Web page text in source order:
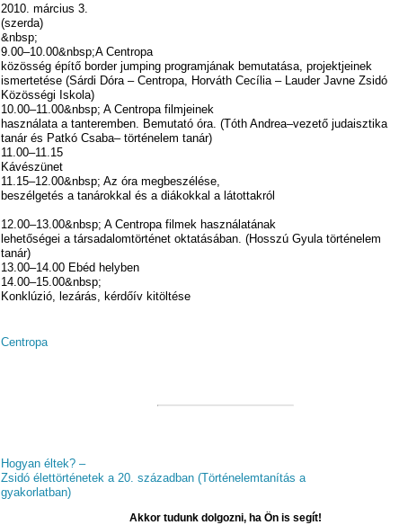
2010. március 3.
(szerda)
&nbsp;
9.00–10.00&nbsp;A Centropa
közösség építő border jumping programjának bemutatása, projektjeinek
ismertetése (Sárdi Dóra – Centropa, Horváth Cecília – Lauder Javne Zsidó
Közösségi Iskola)
10.00–11.00&nbsp; A Centropa filmjeinek
használata a tanteremben. Bemutató óra. (Tóth Andrea–vezető judaisztika
tanár és Patkó Csaba– történelem tanár)
11.00–11.15
Kávészünet
11.15–12.00&nbsp; Az óra megbeszélése,
beszélgetés a tanárokkal és a diákokkal a látottakról
12.00–13.00&nbsp; A Centropa filmek használatának
lehetőségei a társadalomtörténet oktatásában. (Hosszú Gyula történelem
tanár)
13.00–14.00 Ebéd helyben
14.00–15.00&nbsp;
Konklúzió, lezárás, kérdőív kitöltése
Centropa
Hogyan éltek? –
Zsidó élettörténetek a 20. században (Történelemtanítás a
gyakorlatban)
Akkor tudunk dolgozni, ha Ön is segít!